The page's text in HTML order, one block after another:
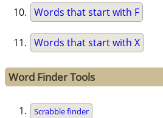
Words that start with F
Words that start with X
Word Finder Tools
Scrabble finder